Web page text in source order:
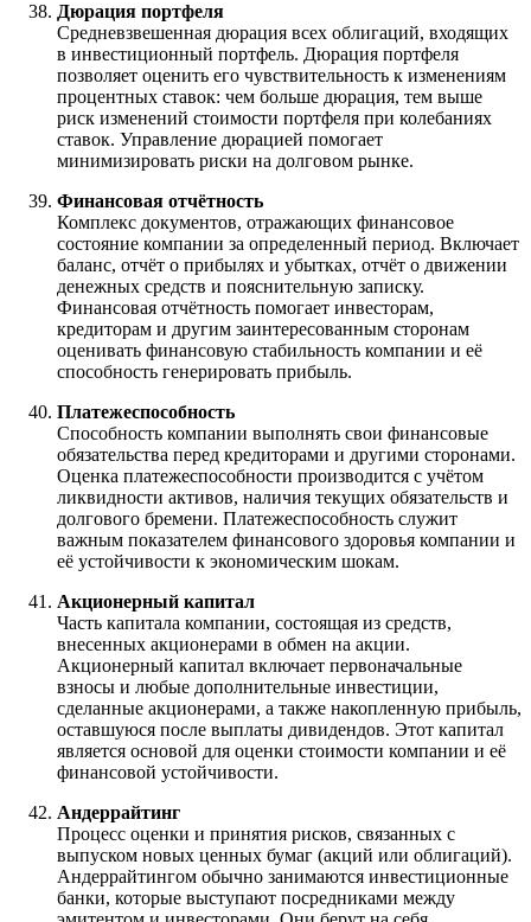
Дюрация портфеля
Средневзвешенная дюрация всех облигаций, входящих
в инвестиционный портфель. Дюрация портфеля
позволяет оценить его чувствительность к изменениям
процентных ставок: чем больше дюрация, тем выше
риск изменений стоимости портфеля при колебаниях
ставок. Управление дюрацией помогает
минимизировать риски на долговом рынке.
Финансовая отчётность
Комплекс документов, отражающих финансовое
состояние компании за определенный период. Включает
баланс, отчёт о прибылях и убытках, отчёт о движении
денежных средств и пояснительную записку.
Финансовая отчётность помогает инвесторам,
кредиторам и другим заинтересованным сторонам
оценивать финансовую стабильность компании и её
способность генерировать прибыль.
Платежеспособность
Способность компании выполнять свои финансовые
обязательства перед кредиторами и другими сторонами.
Оценка платежеспособности производится с учётом
ликвидности активов, наличия текущих обязательств и
долгового бремени. Платежеспособность служит
важным показателем финансового здоровья компании и
её устойчивости к экономическим шокам.
Акционерный капитал
Часть капитала компании, состоящая из средств,
внесенных акционерами в обмен на акции.
Акционерный капитал включает первоначальные
взносы и любые дополнительные инвестиции,
сделанные акционерами, а также накопленную прибыль,
оставшуюся после выплаты дивидендов. Этот капитал
является основой для оценки стоимости компании и её
финансовой устойчивости.
Андеррайтинг
Процесс оценки и принятия рисков, связанных с
выпуском новых ценных бумаг (акций или облигаций).
Андеррайтингом обычно занимаются инвестиционные
банки, которые выступают посредниками между